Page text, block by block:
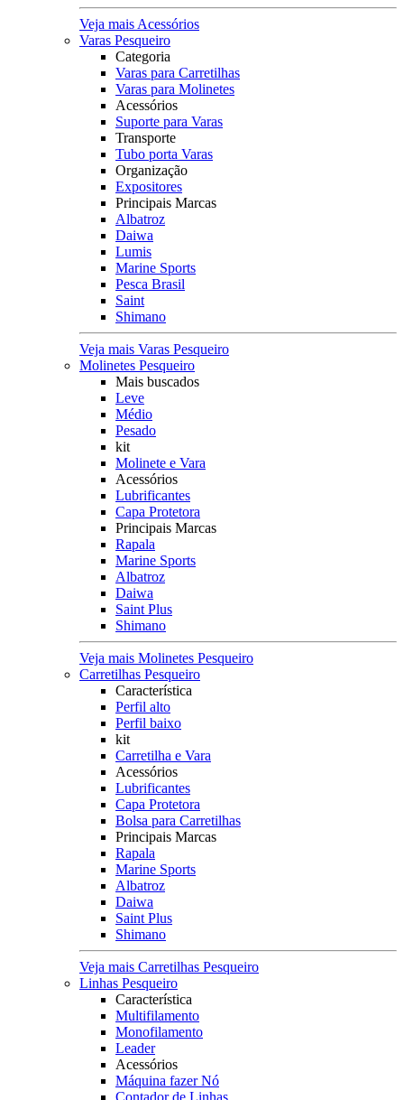
Veja mais Acessórios
Varas Pesqueiro
Categoria
Varas para Carretilhas
Varas para Molinetes
Acessórios
Suporte para Varas
Transporte
Tubo porta Varas
Organização
Expositores
Principais Marcas
Albatroz
Daiwa
Lumis
Marine Sports
Pesca Brasil
Saint
Shimano
Veja mais Varas Pesqueiro
Molinetes Pesqueiro
Mais buscados
Leve
Médio
Pesado
kit
Molinete e Vara
Acessórios
Lubrificantes
Capa Protetora
Principais Marcas
Rapala
Marine Sports
Albatroz
Daiwa
Saint Plus
Shimano
Veja mais Molinetes Pesqueiro
Carretilhas Pesqueiro
Característica
Perfil alto
Perfil baixo
kit
Carretilha e Vara
Acessórios
Lubrificantes
Capa Protetora
Bolsa para Carretilhas
Principais Marcas
Rapala
Marine Sports
Albatroz
Daiwa
Saint Plus
Shimano
Veja mais Carretilhas Pesqueiro
Linhas Pesqueiro
Característica
Multifilamento
Monofilamento
Leader
Acessórios
Máquina fazer Nó
Contador de Linhas